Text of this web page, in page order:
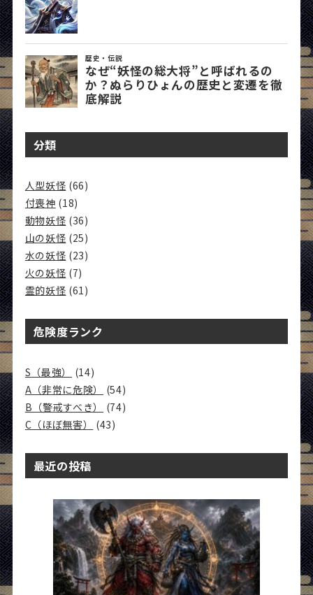
分類
人型妖怪 (66)
付喪神 (18)
動物妖怪 (36)
山の妖怪 (25)
水の妖怪 (23)
火の妖怪 (7)
霊的妖怪 (61)
危険度ランク
S（最強）
(14)
A（非常に危険）
(54)
B（警戒すべき）
(74)
C（ほぼ無害）
(43)
最近の投稿